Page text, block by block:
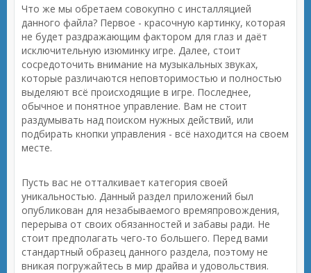
Что же мы обретаем совокупно с инсталляцией
данного файла? Первое - красочную картинку, которая
не будет раздражающим фактором для глаз и даёт
исключительную изюминку игре. Далее, стоит
сосредоточить внимание на музыкальных звуках,
которые различаются неповторимостью и полностью
выделяют всё происходящие в игре. Последнее,
обычное и понятное управление. Вам не стоит
раздумывать над поиском нужных действий, или
подбирать кнопки управления - всё находится на своем
месте.
Пусть вас не отталкивает категория своей
уникальностью. Данный раздел приложений был
опубликован для незабываемого времяпровождения,
перерыва от своих обязанностей и забавы ради. Не
стоит предполагать чего-то большего. Перед вами
стандартный образец данного раздела, поэтому не
вникая погружайтесь в мир драйва и удовольствия.